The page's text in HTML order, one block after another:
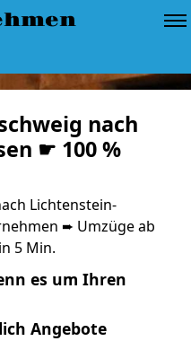
nach
☛ 100 %
Lichtenstein-
➨ Umzüge ab
5 Min.
es um Ihren
Angebote